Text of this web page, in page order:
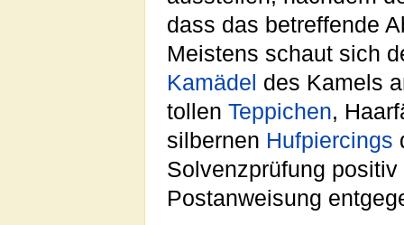
dass das betreffende
Meistens schaut sich
Kamädel des Kamels
tollen Teppichen,
silbernen Hufpiercings
Solvenzprüfung
Postanweisung